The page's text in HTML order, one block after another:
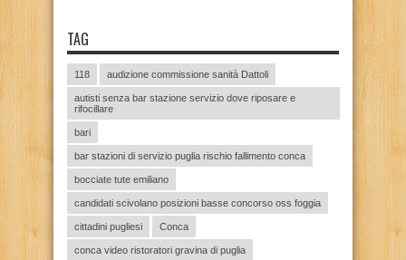
TAG
118 audizione commissione sanità Dattoli
autisti senza bar stazione servizio dove riposare e
rifocillare
bari
bar stazioni di servizio puglia rischio fallimento conca
bocciate tute emiliano
candidati scivolano posizioni basse concorso oss foggia
cittadini pugliesi Conca
conca video ristoratori gravina di puglia